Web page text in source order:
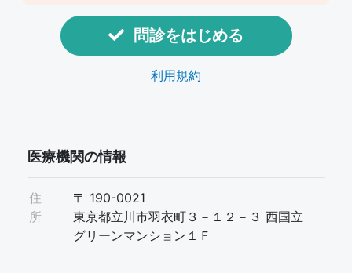
問診をはじめる
利用規約
医療機関の情報
住
所
〒 190-0021
東京都立川市羽衣町３－１２－３ 西国立
グリーンマンション１Ｆ